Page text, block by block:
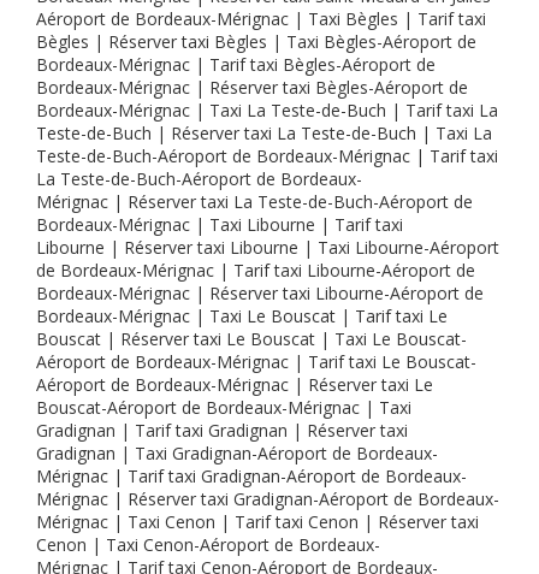
Aéroport de Bordeaux-Mérignac | Taxi Bègles | Tarif taxi
Bègles | Réserver taxi Bègles | Taxi Bègles-Aéroport de
Bordeaux-Mérignac | Tarif taxi Bègles-Aéroport de
Bordeaux-Mérignac | Réserver taxi Bègles-Aéroport de
Bordeaux-Mérignac | Taxi La Teste-de-Buch | Tarif taxi La
Teste-de-Buch | Réserver taxi La Teste-de-Buch | Taxi La
Teste-de-Buch-Aéroport de Bordeaux-Mérignac | Tarif taxi
La Teste-de-Buch-Aéroport de Bordeaux-
Mérignac | Réserver taxi La Teste-de-Buch-Aéroport de
Bordeaux-Mérignac | Taxi Libourne | Tarif taxi
Libourne | Réserver taxi Libourne | Taxi Libourne-Aéroport
de Bordeaux-Mérignac | Tarif taxi Libourne-Aéroport de
Bordeaux-Mérignac | Réserver taxi Libourne-Aéroport de
Bordeaux-Mérignac | Taxi Le Bouscat | Tarif taxi Le
Bouscat | Réserver taxi Le Bouscat | Taxi Le Bouscat-
Aéroport de Bordeaux-Mérignac | Tarif taxi Le Bouscat-
Aéroport de Bordeaux-Mérignac | Réserver taxi Le
Bouscat-Aéroport de Bordeaux-Mérignac | Taxi
Gradignan | Tarif taxi Gradignan | Réserver taxi
Gradignan | Taxi Gradignan-Aéroport de Bordeaux-
Mérignac | Tarif taxi Gradignan-Aéroport de Bordeaux-
Mérignac | Réserver taxi Gradignan-Aéroport de Bordeaux-
Mérignac | Taxi Cenon | Tarif taxi Cenon | Réserver taxi
Cenon | Taxi Cenon-Aéroport de Bordeaux-
Mérignac | Tarif taxi Cenon-Aéroport de Bordeaux-